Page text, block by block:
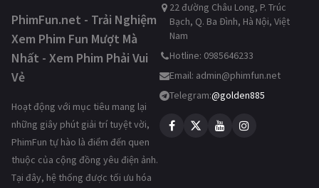
PhimFun.net - Trải Nghiệm
Xem Phim Fun Mượt Mà
Nhất - Xem Phim Phải Vui
Vẻ
Hoạt động với mục tiêu mang lại
những giây phút giải trí tuyệt vời,
PhimFun tự hào là điểm đến quen
thuộc của cộng đồng yêu điện ảnh.
Tại đây, hệ thống được tối ưu hóa
22 đường Châu Long, P. Trúc
Bạch, Q. Ba Đình, Hà Nội, Việt
Nam
Hotline: 0985646233
Email: admin@phimfun.net
Telegram:@golden885